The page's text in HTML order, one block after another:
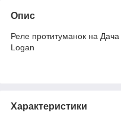
Опис
Реле протитуманок на
Logan
Характеристики